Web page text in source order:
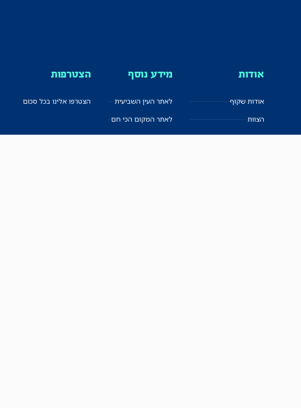
אודות
אודות שקוף
הצוות
הישגים
מידע נוסף
לאתר העין השביעית
לאתר המקום הכי חם
שקיפות עצמית
הצטרפות
הצטרפו אלינו בכל סכום